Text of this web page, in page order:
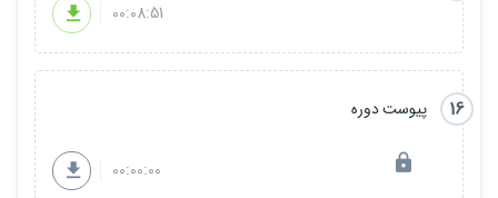
00:08:51
16 پیوست دوره
00:00:00